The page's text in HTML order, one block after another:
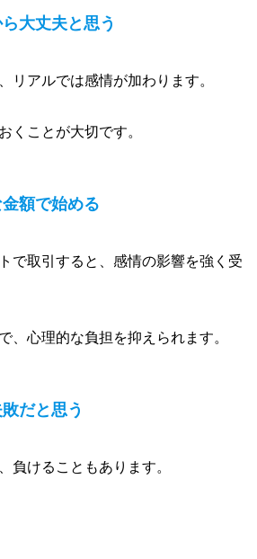
大丈夫と思う
リアルでは感情が加わります。
くことが大切です。
額で始める
で取引すると、感情の影響を強く受
、心理的な負担を抑えられます。
だと思う
負けることもあります。